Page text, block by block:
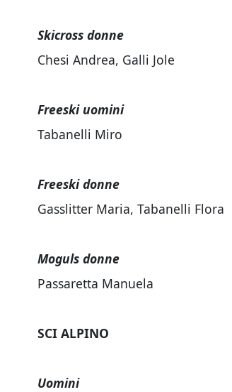
Skicross donne
Chesi Andrea, Galli Jole
Freeski uomini
Tabanelli Miro
Freeski donne
Gasslitter Maria, Tabanelli Flora
Moguls donne
Passaretta Manuela
SCI ALPINO
Uomini